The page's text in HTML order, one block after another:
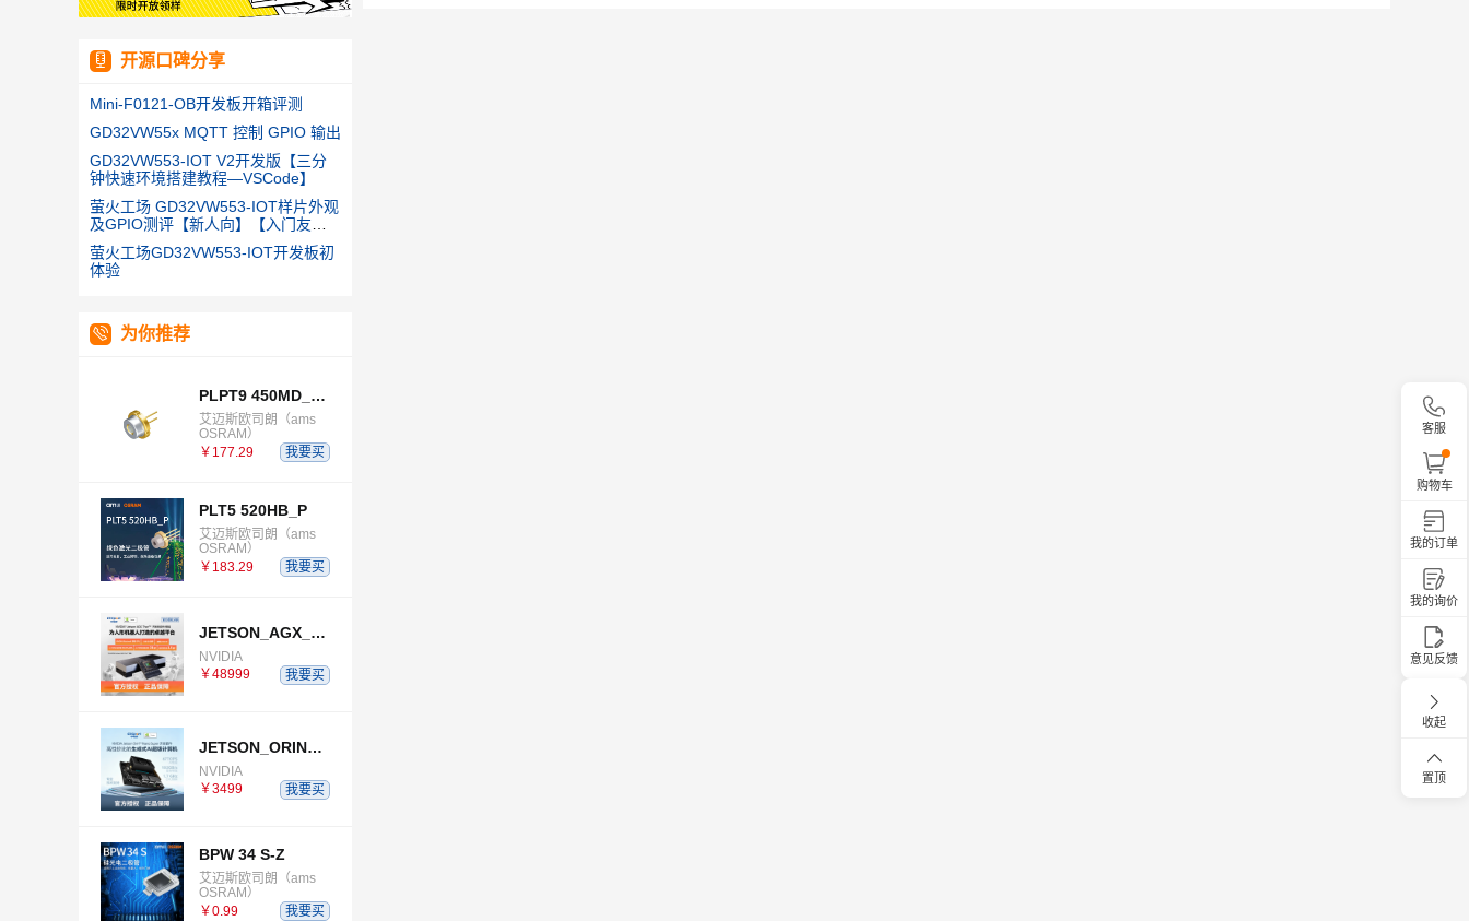
客服
购物车
我的订单
我的询价
意见反馈
收起
置顶
开源口碑分享
Mini-F0121-OB开发板开箱评测
GD32VW55x MQTT 控制 GPIO 输出
GD32VW553-IOT V2开发版【三分
钟快速环境搭建教程—VSCode】
萤火工场 GD32VW553-IOT样片外观
及GPIO测评【新人向】【入门友
好】
萤火工场GD32VW553-IOT开发板初
体验
为你推荐
PLPT9 450MD_E E9633 B03B06
艾迈斯欧司朗（ams
OSRAM）
￥177.29
我要买
PLT5 520HB_P
艾迈斯欧司朗（ams
OSRAM）
￥183.29
我要买
JETSON_AGX_THOR_DEVELOPER_KIT
NVIDIA
￥48999
我要买
JETSON_ORIN_NANO_SUPER_DEVELOPER_KIT
NVIDIA
￥3499
我要买
BPW 34 S-Z
艾迈斯欧司朗（ams
OSRAM）
￥0.99
我要买